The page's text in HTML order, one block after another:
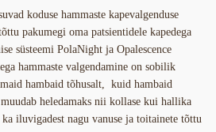
koduse hammaste kapevalgenduse
pakumegi oma patsientidele kapedega
süsteemi PolaNight ja Opalescence
hammaste valgendamine on sobilik
hambaid tõhusalt, kuid hambaid
heledamaks nii kollase kui hallika
iluvigadest nagu vanuse ja toitainete tõttu